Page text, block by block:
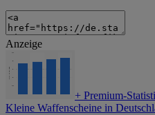
Anzeige
+ Premium-
Kleine Waffenscheine in